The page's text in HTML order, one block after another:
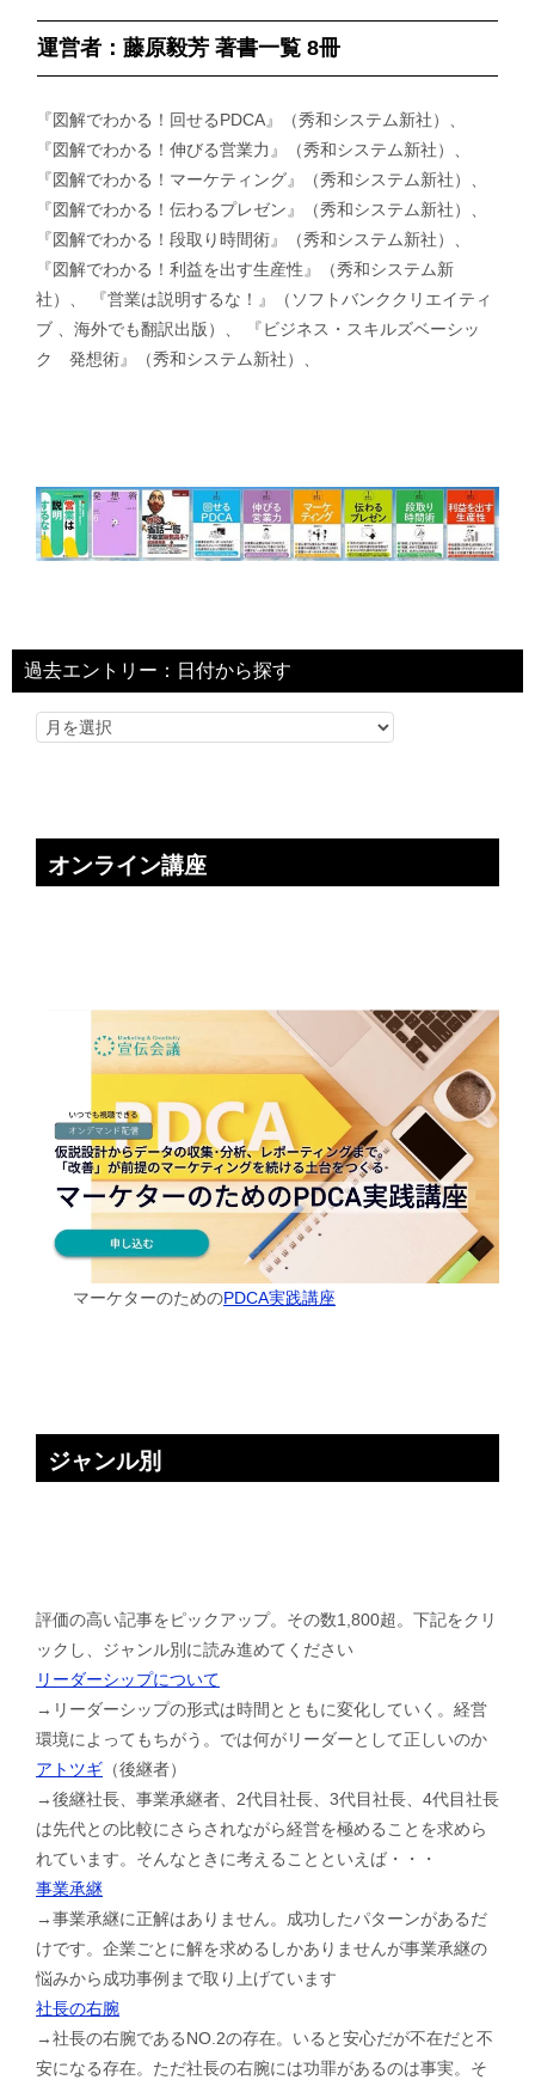
運営者：藤原毅芳 著書一覧 8冊
『図解でわかる！回せるPDCA』（秀和システム新社）、
『図解でわかる！伸びる営業力』（秀和システム新社）、
『図解でわかる！マーケティング』（秀和システム新社）、
『図解でわかる！伝わるプレゼン』（秀和システム新社）、
『図解でわかる！段取り時間術』（秀和システム新社）、
『図解でわかる！利益を出す生産性』（秀和システム新
社）、 『営業は説明するな！』（ソフトバンククリエイティ
ブ 、海外でも翻訳出版）、 『ビジネス・スキルズベーシッ
ク 発想術』（秀和システム新社）、
過去エントリー：日付から探す
オンライン講座
マーケターのためのPDCA実践講座
ジャンル別
評価の高い記事をピックアップ。その数1,800超。下記をクリ
ックし、ジャンル別に読み進めてください
リーダーシップについて
→リーダーシップの形式は時間とともに変化していく。経営
環境によってもちがう。では何がリーダーとして正しいのか
アトツギ （後継者）
→後継社長、事業承継者、2代目社長、3代目社長、4代目社長
は先代との比較にさらされながら経営を極めることを求めら
れています。そんなときに考えることといえば・・・
事業承継
→事業承継に正解はありません。成功したパターンがあるだ
けです。企業ごとに解を求めるしかありませんが事業承継の
悩みから成功事例まで取り上げています
社長の右腕
→社長の右腕であるNO.2の存在。いると安心だが不在だと不
安になる存在。ただ社長の右腕には功罪があるのは事実。そ